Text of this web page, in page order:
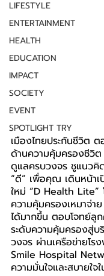
LIFESTYLE
ENTERTAINMENT
HEALTH
EDUCATION
IMPACT
SOCIETY
EVENT
SPOTLIGHT TRY
เมืองไทยประกันชีวิต
ด้านความคุ้มครองชีวิ
ดูแลครบวงจร ชูแนวคิ
“ดี” เพื่อคุณ เดินหน้า
ใหม่ “D Health
ความคุ้มครองเหมาจ่า
ได้มากขึ้น ตอบโจทย์ลู
ระดับความคุ้มครองสู่บ
วงจร ผ่านเครือข่ายโร
Smile Hospital
ความมั่นใจและสบายใจ